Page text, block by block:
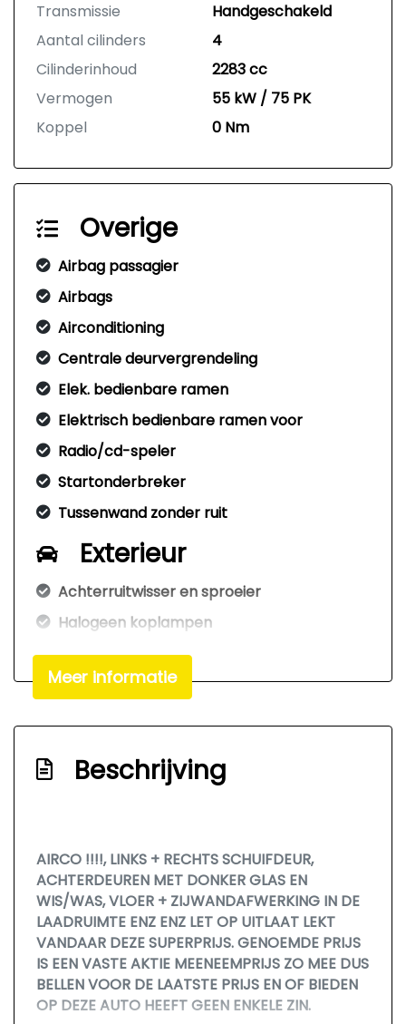
Transmissie
Handgeschakeld
Aantal cilinders
4
Cilinderinhoud
2283 cc
Vermogen
55 kW / 75 PK
Koppel
0 Nm
Overige
Airbag passagier
Airbags
Airconditioning
Centrale deurvergrendeling
Elek. bedienbare ramen
Elektrisch bedienbare ramen voor
Radio/cd-speler
Startonderbreker
Tussenwand zonder ruit
Exterieur
Achterruitwisser en sproeier
Halogeen koplampen
Trekhaak
Verhoogd dak
Interieur
Hoofdsteunen voor
Stuurbekrachtiging
Meer informatie
Beschrijving
AIRCO !!!!, LINKS + RECHTS SCHUIFDEUR,
ACHTERDEUREN MET DONKER GLAS EN
WIS/WAS, VLOER + ZIJWANDAFWERKING IN DE
LAADRUIMTE ENZ ENZ LET OP UITLAAT LEKT
VANDAAR DEZE SUPERPRIJS. GENOEMDE PRIJS
IS EEN VASTE AKTIE MEENEEMPRIJS ZO MEE DUS
BELLEN VOOR DE LAATSTE PRIJS EN OF BIEDEN
OP DEZE AUTO HEEFT GEEN ENKELE ZIN.